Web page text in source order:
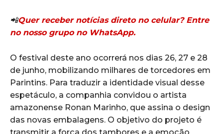
📲Quer receber notícias direto no celular? Entre
no nosso grupo no WhatsApp.
O festival deste ano ocorrerá nos dias 26, 27 e 28
de junho, mobilizando milhares de torcedores em
Parintins. Para traduzir a identidade visual desse
espetáculo, a companhia convidou o artista
amazonense Ronan Marinho, que assina o design
das novas embalagens. O objetivo do projeto é
transmitir a força dos tambores e a emoção